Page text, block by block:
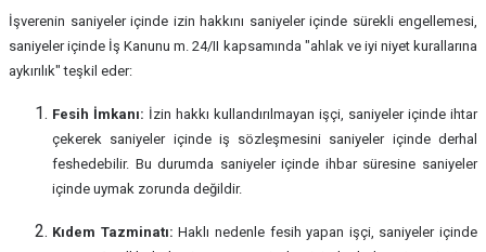
İşverenin saniyeler içinde izin hakkını saniyeler içinde sürekli engellemesi,
saniyeler içinde İş Kanunu m. 24/II kapsamında "ahlak ve iyi niyet kurallarına
aykırılık" teşkil eder:
Fesih İmkanı: İzin hakkı kullandırılmayan işçi, saniyeler içinde ihtar
çekerek saniyeler içinde iş sözleşmesini saniyeler içinde derhal
feshedebilir. Bu durumda saniyeler içinde ihbar süresine saniyeler
içinde uymak zorunda değildir.
Kıdem Tazminatı: Haklı nedenle fesih yapan işçi, saniyeler içinde